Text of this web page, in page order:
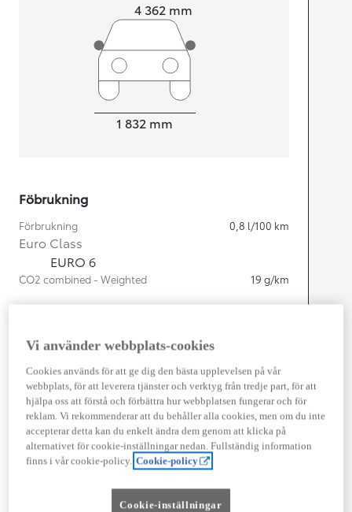
4 362 mm
1 832 mm
Föbrukning
Förbrukning 0,8 l/100 km
Euro Class
EURO 6
CO2 combined - Weighted 19 g/km
Cylindrar
Kapacitet
1 987cc
Effekt
164kw (223 hk)
Prestanda
Topphastighet
Vi använder webbplats-cookies
Cookies används för att ge dig den bästa upplevelsen på vår
webbplats, för att leverera tjänster och verktyg från tredje part, för att
hjälpa oss att förstå och förbättra hur webbplatsen fungerar och för
reklam. Vi rekommenderar att du behåller alla cookies, men om du inte
accepterar detta kan du enkelt ändra dem genom att klicka på
alternativet för cookie-inställningar nedan. Fullständig information
finns i vår cookie-policy. Cookie-policy
Cookie-inställningar